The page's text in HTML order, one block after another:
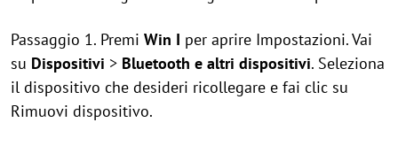
Passaggio 1. Premi Win I per aprire Impostazioni. Vai
su Dispositivi > Bluetooth e altri dispositivi. Seleziona
il dispositivo che desideri ricollegare e fai clic su
Rimuovi dispositivo.